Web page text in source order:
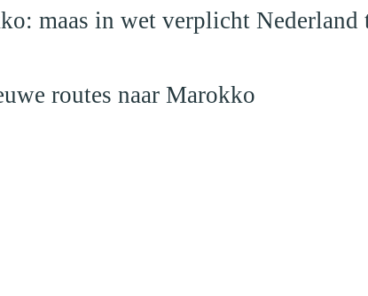
maas in wet verplicht Nederland
routes naar Marokko